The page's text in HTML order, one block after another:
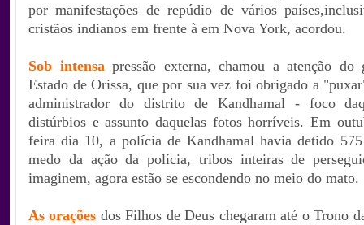
por manifestações de repúdio de vários
cristãos indianos em frente à em Nova York, acordou.
Sob intensa pressão externa, chamou a atenção do
Estado de Orissa, que por sua vez foi obrigado a
administrador do distrito de Kandhamal - foco
distúrbios e assunto daquelas fotos horríveis. Em
feira dia 10, a polícia de Kandhamal havia detido 575
medo da ação da polícia, tribos inteiras de
imaginem, agora estão se escondendo no meio do mato.
As orações dos Filhos de Deus chegaram até o Trono